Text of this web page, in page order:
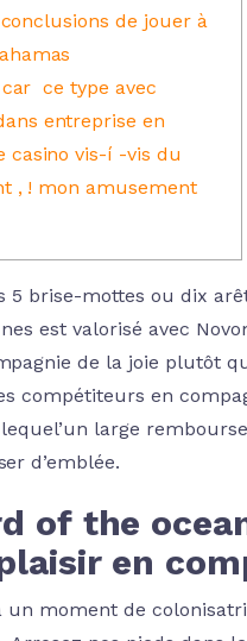
de jouer à
car ce type avec
entreprise en
casino vis-í -vis du
, ! mon amusement
5 brise-mottes ou dix
est valorisé avec
de la joie plutôt
compétiteurs en
large
d’emblée.
of the
en
un moment de